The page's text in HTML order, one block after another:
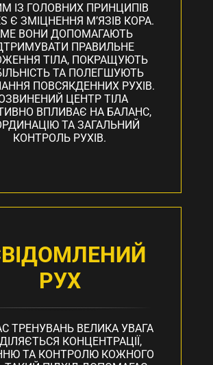
ІЗ ГОЛОВНИХ ПРИНЦИПІВ
Є ЗМІЦНЕННЯ М’ЯЗІВ КОРА.
ВОНИ ДОПОМАГАЮТЬ
ПРАВИЛЬНЕ
ТІЛА, ПОКРАЩУЮТЬ
ТА ПОЛЕГШУЮТЬ
ПОВСЯКДЕННИХ РУХІВ.
ЦЕНТР ТІЛА
ВПЛИВАЄ НА БАЛАНС,
ТА ЗАГАЛЬНИЙ
КОНТРОЛЬ РУХІВ.
РУХ
ТРЕНУВАНЬ ВЕЛИКА УВАГА
КОНЦЕНТРАЦІЇ,
ТА КОНТРОЛЮ КОЖНОГО